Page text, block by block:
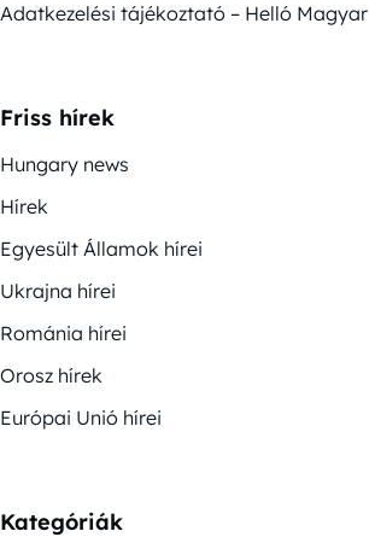
Adatkezelési tájékoztató – Helló Magyar
Friss hírek
Hungary news
Hírek
Egyesült Államok hírei
Ukrajna hírei
Románia hírei
Orosz hírek
Európai Unió hírei
Kategóriák